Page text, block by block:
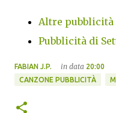
Altre pubblicità
Pubblicità di
FABIAN J.P. in data 20:00
CANZONE PUBBLICITÀ